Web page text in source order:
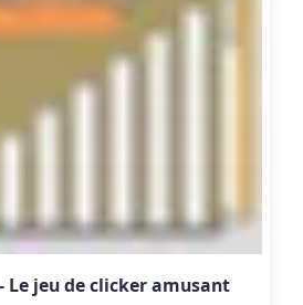
Le jeu de clicker amusant